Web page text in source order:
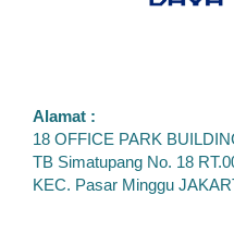
Alamat :
18 OFFICE PARK
TB Simatupang No. 18
KEC. Pasar Minggu